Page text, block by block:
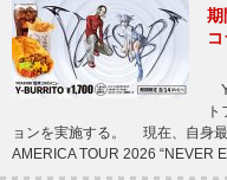
期
ョンを実施する。 現在、自身
AMERICA TOUR 2026 “NEVER